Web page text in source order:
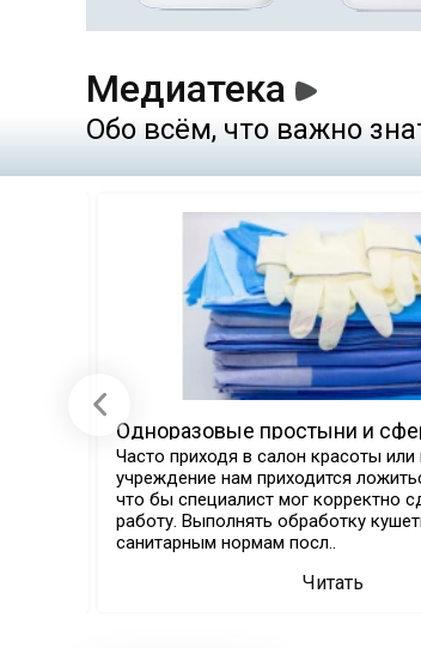
Медиатека
Обо всём, что важно
Одноразовые простыни и
применения.
Часто приходя в салон красоты
учреждение нам приходится
что бы специалист мог корректно
работу. Выполнять обработку кушетки по
санитарным нормам посл..
Читать